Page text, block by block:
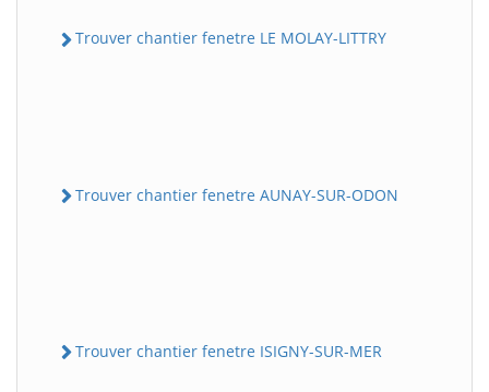
Trouver chantier fenetre LE MOLAY-LITTRY
Trouver chantier fenetre AUNAY-SUR-ODON
Trouver chantier fenetre ISIGNY-SUR-MER